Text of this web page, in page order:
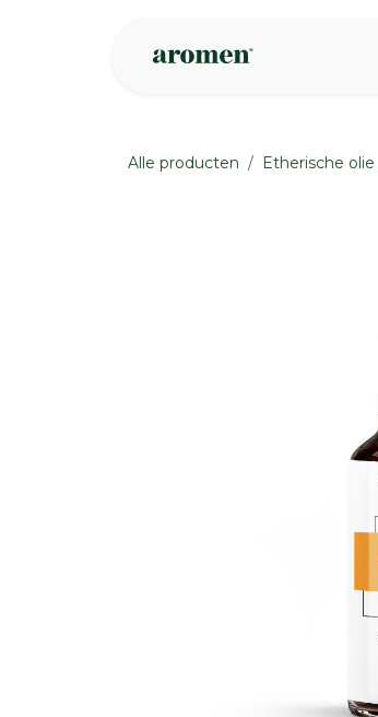
Alle producten Etherische olie